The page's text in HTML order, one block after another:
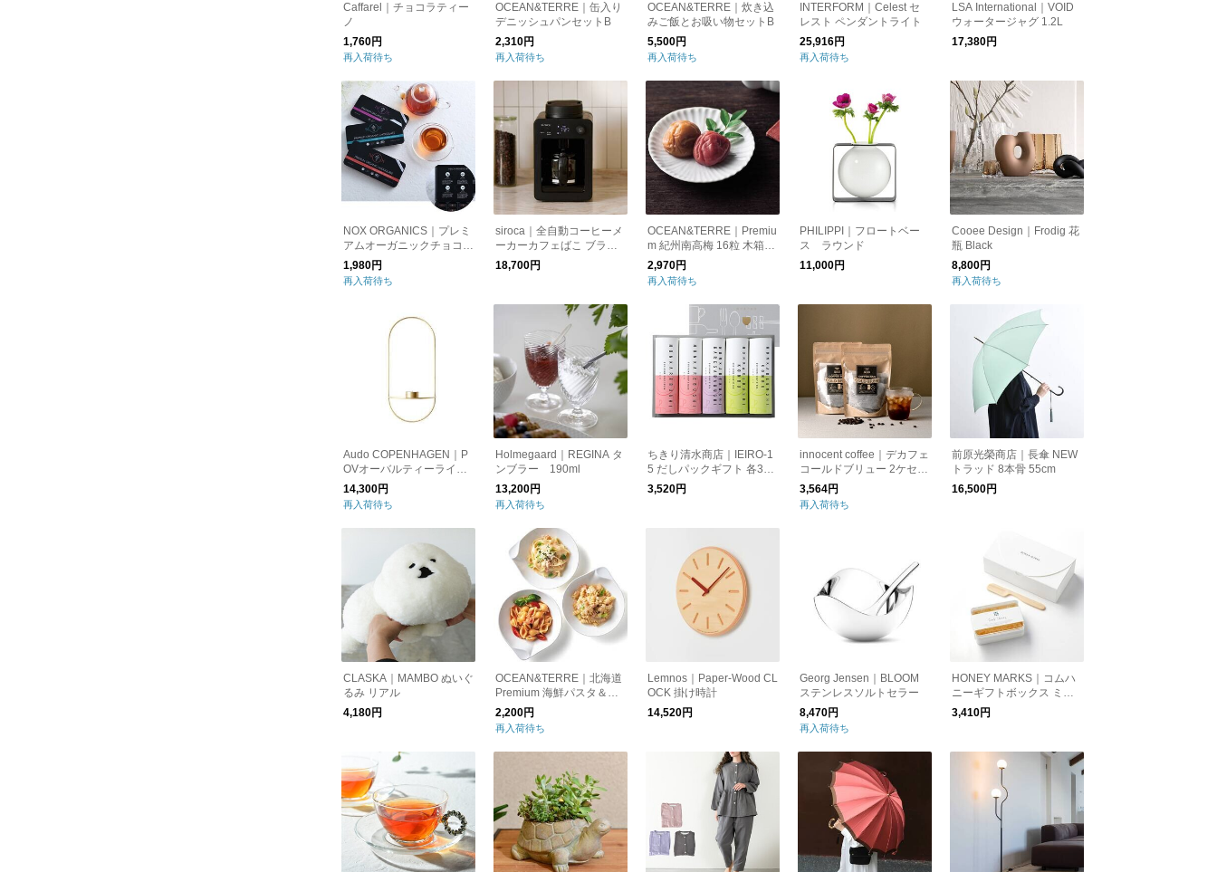
Caffarel｜チョコラティー
ノ
1,760円
再入荷待ち
OCEAN&TERRE｜缶入り
デニッシュパンセットB
2,310円
再入荷待ち
OCEAN&TERRE｜炊き込
みご飯とお吸い物セットB
5,500円
再入荷待ち
INTERFORM｜Celest セ
レスト ペンダントライト
25,916円
再入荷待ち
LSA International｜VOID
ウォータージャグ 1.2L
17,380円
NOX ORGANICS｜プレミ
アムオーガニックチョコレ
ート 12粒
1,980円
再入荷待ち
siroca｜全自動コーヒーメ
ーカーカフェばこ ブラッ
ク
18,700円
OCEAN&TERRE｜Premiu
m 紀州南高梅 16粒 木箱入
り
2,970円
再入荷待ち
PHILIPPI｜フロートベー
ス ラウンド
11,000円
Cooee Design｜Frodig 花
瓶 Black
8,800円
再入荷待ち
Audo COPENHAGEN｜P
OVオーバルティーライト
キャンドルホルダー
14,300円
再入荷待ち
Holmegaard｜REGINA タ
ンブラー 190ml
13,200円
再入荷待ち
ちきり清水商店｜IEIRO-1
5 だしパックギフト 各3袋
×5pcセット
3,520円
innocent coffee｜デカフェ
コールドブリュー 2ケセッ
ト
3,564円
再入荷待ち
前原光榮商店｜長傘 NEW
トラッド 8本骨 55cm
16,500円
CLASKA｜MAMBO ぬいぐ
るみ リアル
4,180円
OCEAN&TERRE｜北海道
Premium 海鮮パスタ＆野
菜スープセットC
2,200円
再入荷待ち
Lemnos｜Paper-Wood CL
OCK 掛け時計
14,520円
Georg Jensen｜BLOOM
ステンレスソルトセラー
8,470円
再入荷待ち
HONEY MARKS｜コムハ
ニーギフトボックス ミニ
サイズ
3,410円